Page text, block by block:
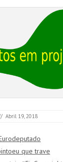
Abril 19, 2018
que trave